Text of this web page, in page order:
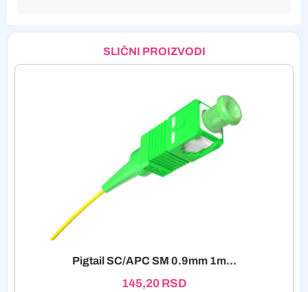
SLIČNI PROIZVODI
Pigtail SC/APC SM 0.9mm 1m...
145,20 RSD